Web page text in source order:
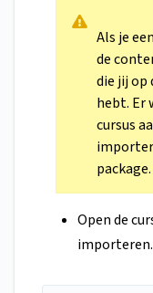
Als je
de
die jij op
hebt. Er
cursus
package.
Open de
importeren.